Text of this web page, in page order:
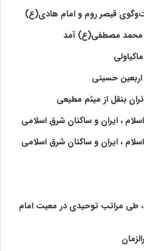
قیصر روم و امام هادی(ع)
محمد مصطفی(ع) آمد
اربعین حسینی
بنقل از میثم مطیعی
، ایران و ساکنان شرق اسلامی
، ایران و ساکنان شرق اسلامی
طی مراتب توحیدی در معیت امام